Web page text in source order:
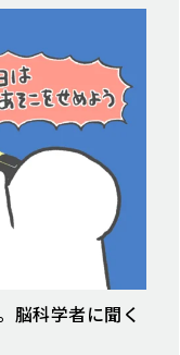
脳科学者に聞く